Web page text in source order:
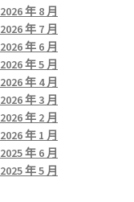
2026 年 8 月
2026 年 7 月
2026 年 6 月
2026 年 5 月
2026 年 4 月
2026 年 3 月
2026 年 2 月
2026 年 1 月
2025 年 6 月
2025 年 5 月